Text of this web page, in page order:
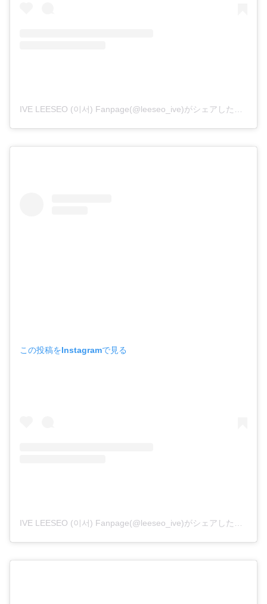
IVE LEESEO (이서) Fanpage(@leeseo_ive)がシェアした投稿
この投稿をInstagramで見る
IVE LEESEO (이서) Fanpage(@leeseo_ive)がシェアした投稿